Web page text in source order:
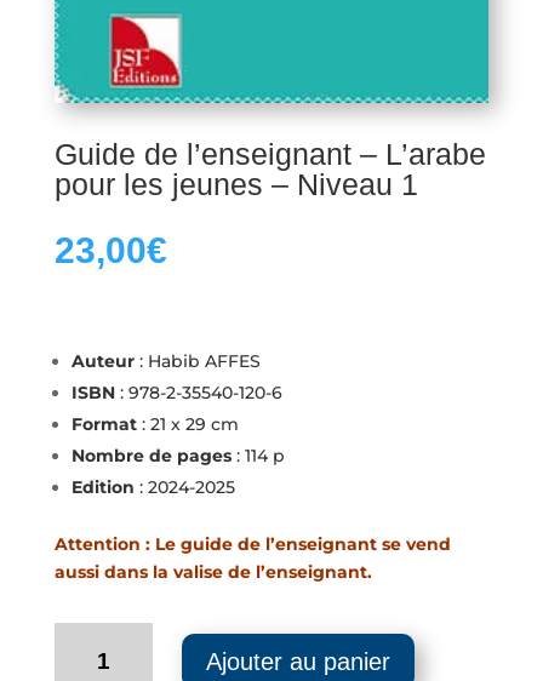
Guide de l’enseignant – L’arabe
pour les jeunes – Niveau 1
23,00€
Auteur: Habib AFFES
ISBN: 978-2-35540-120-6
Format: 21 x 29 cm
Nombre de pages: 114 p
Edition : 2024-2025
Attention : Le guide de l’enseignant se vend
aussi dans la valise de l’enseignant.
Ajouter au panier